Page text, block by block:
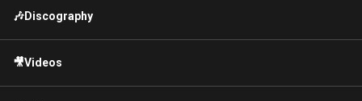
🎶Discography
🎥Videos